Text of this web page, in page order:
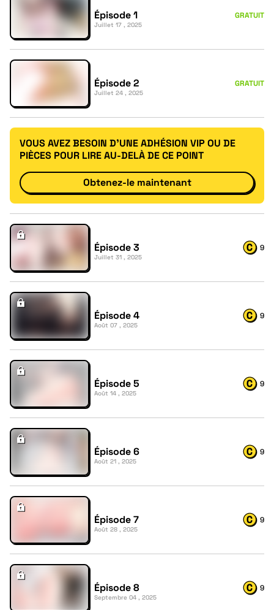
Épisode 1
Juillet 17 , 2025
GRATUIT
Épisode 2
Juillet 24 , 2025
GRATUIT
VOUS AVEZ BESOIN D'UNE ADHÉSION VIP OU DE
PIÈCES POUR LIRE AU-DELÀ DE CE POINT
Obtenez-le maintenant
Épisode 3
Juillet 31 , 2025
9
Épisode 4
Août 07 , 2025
9
Épisode 5
Août 14 , 2025
9
Épisode 6
Août 21 , 2025
9
Épisode 7
Août 28 , 2025
9
Épisode 8
Septembre 04 , 2025
9